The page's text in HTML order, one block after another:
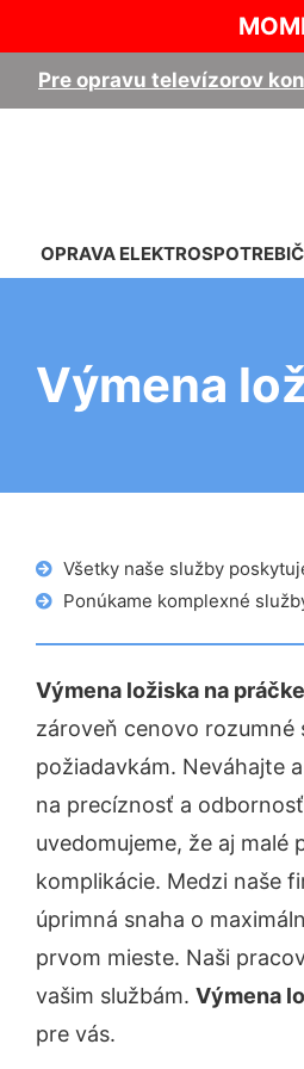
Pre opravu televízorov
OPRAVA
Výmena
Všetky naše služby
Ponúkame komplexné
Výmena ložiska na
zároveň cenovo rozumné
požiadavkám. Neváhajte
na precíznosť a
uvedomujeme, že aj
komplikácie. Medzi naše
úprimná snaha o
prvom mieste. Naši
vašim službám. Výmena
pre vás.